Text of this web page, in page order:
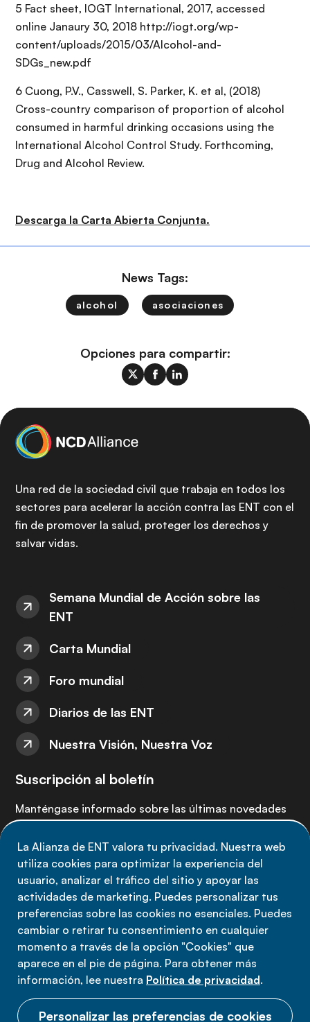
La Alianza de ENT valora tu privacidad. Nuestra web
utiliza cookies para optimizar la experiencia del
usuario, analizar el tráfico del sitio y apoyar las
actividades de marketing. Puedes personalizar tus
preferencias sobre las cookies no esenciales. Puedes
cambiar o retirar tu consentimiento en cualquier
momento a través de la opción "Cookies" que
aparece en el pie de página. Para obtener más
información, lee nuestra Política de privacidad.
Personalizar las preferencias de cookies
5 Fact sheet, IOGT International, 2017, accessed
online Janaury 30, 2018 http://iogt.org/wp-
content/uploads/2015/03/Alcohol-and-
SDGs_new.pdf
6 Cuong, P.V., Casswell, S. Parker, K. et al, (2018)
Cross-country comparison of proportion of alcohol
consumed in harmful drinking occasions using the
International Alcohol Control Study. Forthcoming,
Drug and Alcohol Review.
Descarga la Carta Abierta Conjunta.
News Tags:
alcohol asociaciones
Opciones para compartir:
Una red de la sociedad civil que trabaja en todos los
sectores para acelerar la acción contra las ENT con el
fin de promover la salud, proteger los derechos y
salvar vidas.
Semana Mundial de Acción sobre las
ENT
Carta Mundial
Foro mundial
Diarios de las ENT
Nuestra Visión, Nuestra Voz
Suscripción al boletín
Manténgase informado sobre las últimas novedades
Suscríbete ahora
Política de privacidad
Términos de uso